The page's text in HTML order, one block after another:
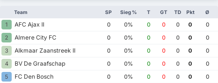
Team SP Sieg % T GT TD Pkt Ø
1 AFC Ajax II 0 0% 0 0 0 0
0
2
Almere City FC 0 0% 0 0 0 0
0
3
Alkmaar Zaanstreek II 0 0% 0 0 0 0
0
4
BV De Graafschap 0 0% 0 0 0 0
0
5
FC Den Bosch 0 0% 0 0 0 0
0